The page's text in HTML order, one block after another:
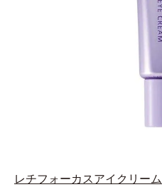
レチフォーカスアイクリーム